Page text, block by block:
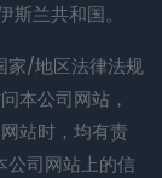
兰共和国。
家/地区法律法规
本公司网站，
站时，均有责
公司网站上的信